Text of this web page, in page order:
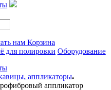
нам Корзина
для полировки Оборудование
аппликаторы
аппликатор